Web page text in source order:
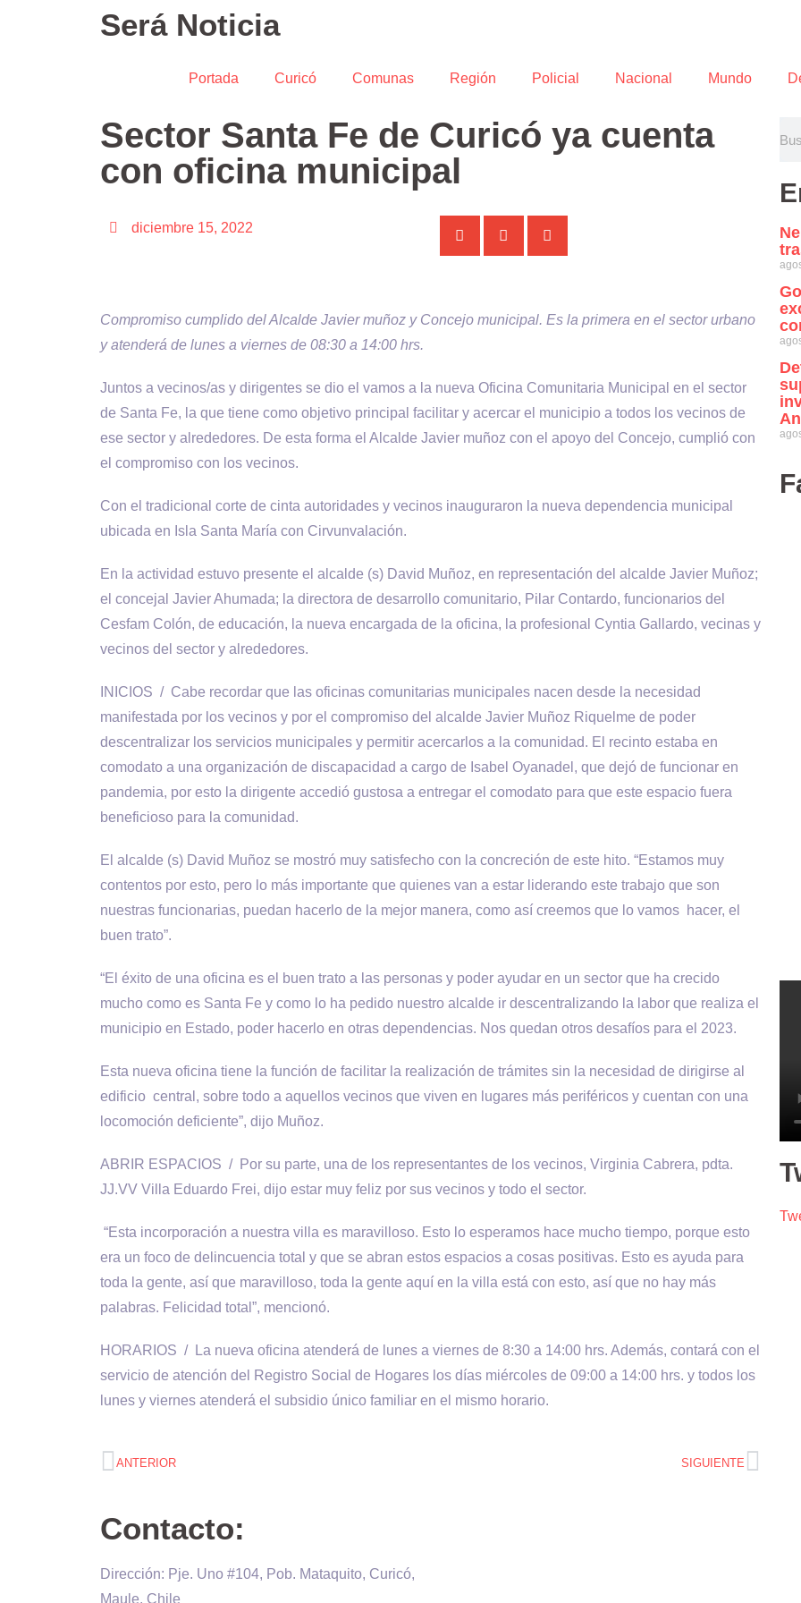
Será Noticia
Portada Curicó Comunas Región Policial Nacional Mundo
Sector Santa Fe de Curicó ya cuenta
con oficina municipal
diciembre 15, 2022
Compromiso cumplido del Alcalde Javier muñoz y Concejo municipal. Es la primera en el sector urbano
y atenderá de lunes a viernes de 08:30 a 14:00 hrs.
Juntos a vecinos/as y dirigentes se dio el vamos a la nueva Oficina Comunitaria Municipal en el sector
de Santa Fe, la que tiene como objetivo principal facilitar y acercar el municipio a todos los vecinos de
ese sector y alrededores. De esta forma el Alcalde Javier muñoz con el apoyo del Concejo, cumplió con
el compromiso con los vecinos.
Con el tradicional corte de cinta autoridades y vecinos inauguraron la nueva dependencia municipal
ubicada en Isla Santa María con Cirvunvalación.
En la actividad estuvo presente el alcalde (s) David Muñoz, en representación del alcalde Javier Muñoz;
el concejal Javier Ahumada; la directora de desarrollo comunitario, Pilar Contardo, funcionarios del
Cesfam Colón, de educación, la nueva encargada de la oficina, la profesional Cyntia Gallardo, vecinas y
vecinos del sector y alrededores.
INICIOS / Cabe recordar que las oficinas comunitarias municipales nacen desde la necesidad
manifestada por los vecinos y por el compromiso del alcalde Javier Muñoz Riquelme de poder
descentralizar los servicios municipales y permitir acercarlos a la comunidad. El recinto estaba en
comodato a una organización de discapacidad a cargo de Isabel Oyanadel, que dejó de funcionar en
pandemia, por esto la dirigente accedió gustosa a entregar el comodato para que este espacio fuera
beneficioso para la comunidad.
El alcalde (s) David Muñoz se mostró muy satisfecho con la concreción de este hito. “Estamos muy
contentos por esto, pero lo más importante que quienes van a estar liderando este trabajo que son
nuestras funcionarias, puedan hacerlo de la mejor manera, como así creemos que lo vamos hacer, el
buen trato”.
“El éxito de una oficina es el buen trato a las personas y poder ayudar en un sector que ha crecido
mucho como es Santa Fe y como lo ha pedido nuestro alcalde ir descentralizando la labor que realiza el
municipio en Estado, poder hacerlo en otras dependencias. Nos quedan otros desafíos para el 2023.
Esta nueva oficina tiene la función de facilitar la realización de trámites sin la necesidad de dirigirse al
edificio central, sobre todo a aquellos vecinos que viven en lugares más periféricos y cuentan con una
locomoción deficiente”, dijo Muñoz.
ABRIR ESPACIOS / Por su parte, una de los representantes de los vecinos, Virginia Cabrera, pdta.
JJ.VV Villa Eduardo Frei, dijo estar muy feliz por sus vecinos y todo el sector.
“Esta incorporación a nuestra villa es maravilloso. Esto lo esperamos hace mucho tiempo, porque esto
era un foco de delincuencia total y que se abran estos espacios a cosas positivas. Esto es ayuda para
toda la gente, así que maravilloso, toda la gente aquí en la villa está con esto, así que no hay más
palabras. Felicidad total”, mencionó.
HORARIOS / La nueva oficina atenderá de lunes a viernes de 8:30 a 14:00 hrs. Además, contará con el
servicio de atención del Registro Social de Hogares los días miércoles de 09:00 a 14:00 hrs. y todos los
lunes y viernes atenderá el subsidio único familiar en el mismo horario.
ANTERIOR SIGUIENTE
Contacto:
Dirección: Pje. Uno #104, Pob. Mataquito, Curicó,
Maule, Chile